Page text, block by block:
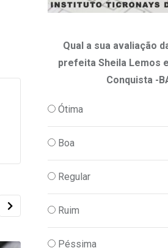
Qual a sua avaliação
prefeita Sheila Lemos
Conquista -
Ótima
Boa
Regular
Ruim
Péssima